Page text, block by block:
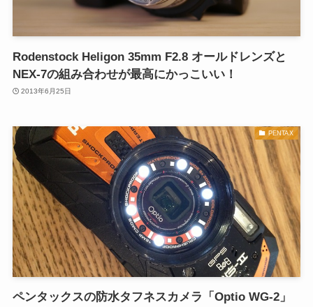
Rodenstock Heligon 35mm F2.8 オールドレンズと
NEX-7の組み合わせが最高にかっこいい！
2013年6月25日
PENTAX
ペンタックスの防水タフネスカメラ「Optio WG-2」